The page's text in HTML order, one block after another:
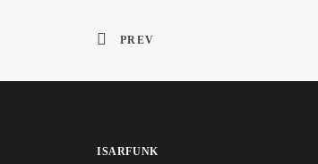
PREV
ISARFUNK